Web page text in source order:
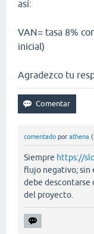
así:
VAN= tasa 8%
inicial)
Agradezco tu
comentado por athena (
Siempre https://
flujo negativo; sin
debe descontarse
del proyecto.